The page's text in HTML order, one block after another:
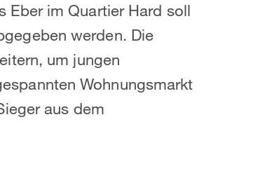
Eber im Quartier Hard soll
werden. Die
um jungen
Wohnungsmarkt
aus dem